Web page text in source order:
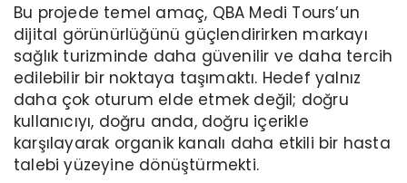
Bu projede temel amaç, QBA Medi Tours’un
dijital görünürlüğünü güçlendirirken markayı
sağlık turizminde daha güvenilir ve daha tercih
edilebilir bir noktaya taşımaktı. Hedef yalnız
daha çok oturum elde etmek değil; doğru
kullanıcıyı, doğru anda, doğru içerikle
karşılayarak organik kanalı daha etkili bir hasta
talebi yüzeyine dönüştürmekti.